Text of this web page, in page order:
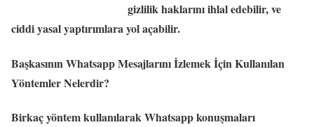
gizlilik haklarını ihlal edebilir, ve
ciddi yasal yaptırımlara yol açabilir.
Başkasının Whatsapp Mesajlarını İzlemek İçin Kullanılan
Yöntemler Nelerdir?
Birkaç yöntem kullanılarak Whatsapp konuşmaları